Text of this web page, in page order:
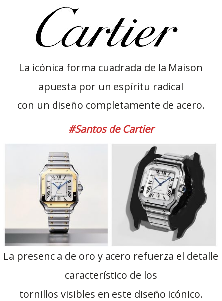
La icónica forma cuadrada de la Maison
apuesta por un espíritu radical
con un diseño completamente de acero.
#Santos de Cartier
La presencia de oro y acero refuerza el detalle
característico de los
tornillos visibles en este diseño icónico.